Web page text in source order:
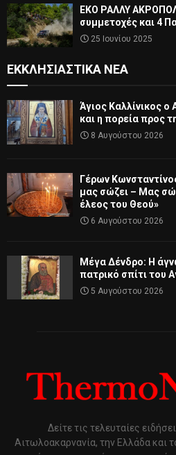
ΕΚΟ ΡΑΛΛΥ
συμμετοχές και 4
25 Ιουνίου 2025
ΕΚΚΛΗΣΙΑΣΤΙΚΆ ΝΈΑ
Άγιος Καλλίνικος
και η πορεία προς
8 Αυγούστου 2026
Γέρων
μας σώζει – Μας
έλεος του Θεού»
6 Αυγούστου 2026
Μέγα Δένδρο: Η
πατρικό σπίτι του
5 Αυγούστου 2026
Δείτε τις τελευταίες
Αιτωλοακαρνανία, την Ελλάδα και